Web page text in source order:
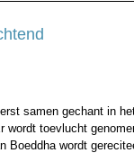
samen gechant in
wordt toevlucht
Boeddha wordt